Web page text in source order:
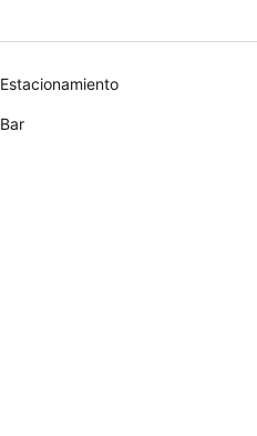
Estacionamiento
Bar